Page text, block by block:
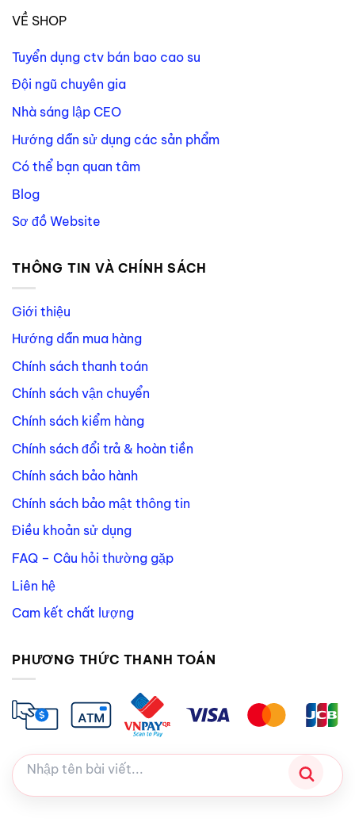
VỀ SHOP
Tuyển dụng ctv bán bao cao su
Đội ngũ chuyên gia
Nhà sáng lập CEO
Hướng dẫn sử dụng các sản phẩm
Có thể bạn quan tâm
Blog
Sơ đồ Website
THÔNG TIN VÀ CHÍNH SÁCH
Giới thiệu
Hướng dẫn mua hàng
Chính sách thanh toán
Chính sách vận chuyển
Chính sách kiểm hàng
Chính sách đổi trả & hoàn tiền
Chính sách bảo hành
Chính sách bảo mật thông tin
Điều khoản sử dụng
FAQ – Câu hỏi thường gặp
Liên hệ
Cam kết chất lượng
PHƯƠNG THỨC THANH TOÁN